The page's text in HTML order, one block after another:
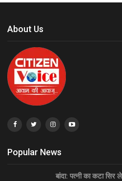
About Us
Popular News
बांदा: पत्नी का कटा सिर